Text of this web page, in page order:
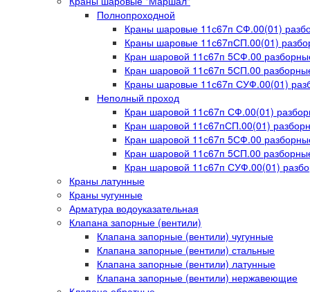
Полнопроходной
Краны шаровые 11с67п СФ.00(01)
Краны шаровые 11с67пСП.00(01)
Кран шаровой 11с67п 5СФ.00
Кран шаровой 11с67п 5СП.00
Краны шаровые 11с67п СУФ.00(01)
Неполный проход
Кран шаровой 11с67п СФ.00(01)
Кран шаровой 11с67пСП.00(01)
Кран шаровой 11с67п 5СФ.00
Кран шаровой 11с67п 5СП.00
Кран шаровой 11с67п СУФ.00(01)
Краны латунные
Краны чугунные
Арматура водоуказательная
Клапана запорные (вентили)
Клапана запорные (вентили) чугунные
Клапана запорные (вентили) стальные
Клапана запорные (вентили) латунные
Клапана запорные (вентили) нержавеющие